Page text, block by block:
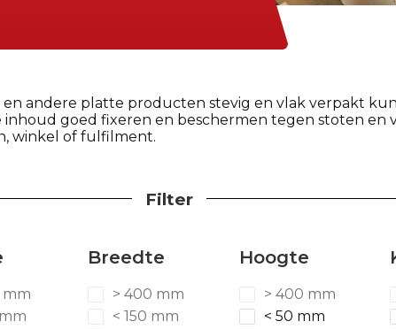
andere platte producten stevig en vlak verpakt
goed fixeren en beschermen tegen stoten en
winkel of fulfilment.
Filter
mm
Breedte
> 400 mm
< 150 mm
Hoogte
> 400 mm
< 50 mm